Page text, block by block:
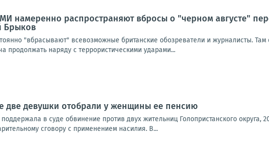
намеренно распространяют вбросы о "черном августе"
Брыков
"вбрасывают" всевозможные британские обозреватели и журналисты. Там
продолжать наряду с террористическими ударами...
две девушки отобрали у женщины ее пенсию
в суде обвинение против двух жительниц Голопристанского округа,
сговору с применением насилия. В...